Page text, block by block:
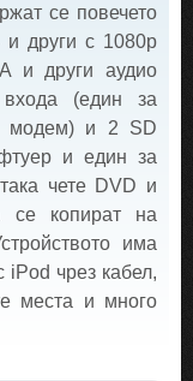
се повечето
и други с 1080p
и други аудио
(един за
модем) и 2 SD
и един за
чете DVD и
се копират на
има
iPod чрез кабел,
места и много